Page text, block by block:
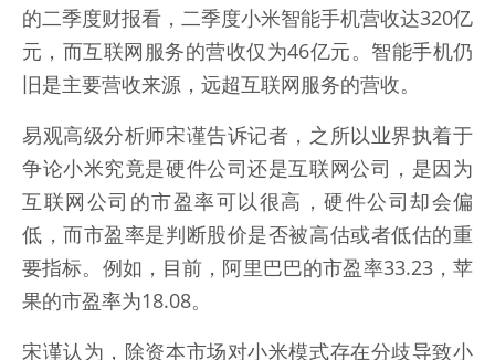
的二季度财报看，二季度小米智能手机营收达320亿
元，而互联网服务的营收仅为46亿元。智能手机仍
旧是主要营收来源，远超互联网服务的营收。
易观高级分析师宋谨告诉记者，之所以业界执着于
争论小米究竟是硬件公司还是互联网公司，是因为
互联网公司的市盈率可以很高，硬件公司却会偏
低，而市盈率是判断股价是否被高估或者低估的重
要指标。例如，目前，阿里巴巴的市盈率33.23，苹
果的市盈率为18.08。
宋谨认为，除资本市场对小米模式存在分歧导致小